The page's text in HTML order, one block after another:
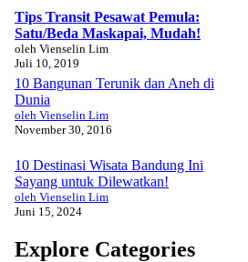
Tips Transit Pesawat Pemula:
Satu/Beda Maskapai, Mudah!
oleh Vienselin Lim
Juli 10, 2019
10 Bangunan Terunik dan Aneh di
Dunia
oleh Vienselin Lim
November 30, 2016
10 Destinasi Wisata Bandung Ini
Sayang untuk Dilewatkan!
oleh Vienselin Lim
Juni 15, 2024
Explore Categories